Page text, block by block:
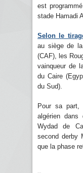
est
stade Hamadi
Selon le
au siège de la
(CAF), les
vainqueur de
du Caire
du Sud).
Pour sa part,
algérien dans
Wydad de
second derby
que la phase